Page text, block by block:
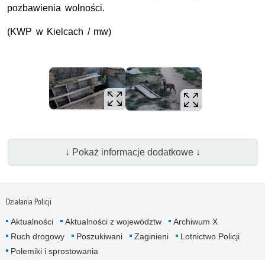
pozbawienia wolności.
(KWP w Kielcach / mw)
↓ Pokaż informacje dodatkowe ↓
Działania Policji
Aktualności Aktualności z województw
Archiwum X
Ruch drogowy
Poszukiwani Zaginieni
Lotnictwo Policji
Polemiki i sprostowania